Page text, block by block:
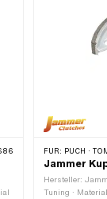
FÜR: PUCH ·
Jammer
Hersteller:
Tuning ·